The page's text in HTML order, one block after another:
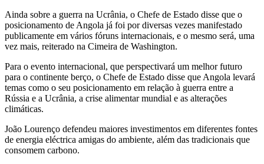
Ainda sobre a guerra na Ucrânia, o Chefe de Estado disse que o
posicionamento de Angola já foi por diversas vezes manifestado
publicamente em vários fóruns internacionais, e o mesmo será, uma
vez mais, reiterado na Cimeira de Washington.
Para o evento internacional, que perspectivará um melhor futuro
para o continente berço, o Chefe de Estado disse que Angola levará
temas como o seu posicionamento em relação à guerra entre a
Rússia e a Ucrânia, a crise alimentar mundial e as alterações
climáticas.
João Lourenço defendeu maiores investimentos em diferentes fontes
de energia eléctrica amigas do ambiente, além das tradicionais que
consomem carbono.